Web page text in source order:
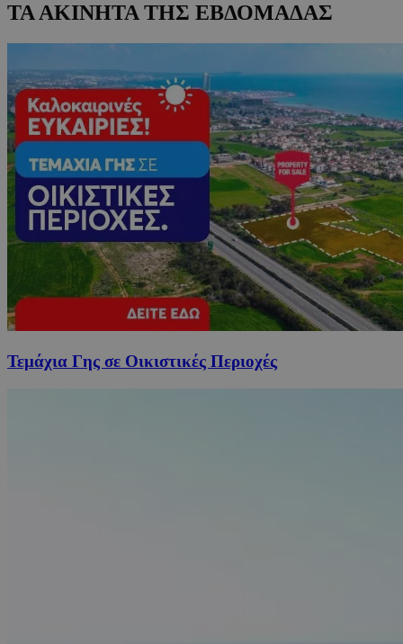
ΤΑ ΑΚΙΝΗΤΑ ΤΗΣ ΕΒΔΟΜΑΔΑΣ
Τεμάχια Γης σε Οικιστικές Περιοχές